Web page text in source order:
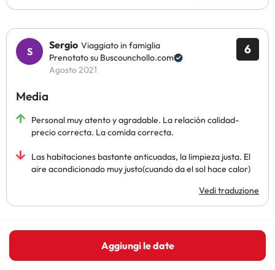
Aggiungi le date
6
Sergio Viaggiato in famiglia
Prenotato su Buscounchollo.com
Agosto 2021
Media
Personal muy atento y agradable. La relación calidad-
precio correcta. La comida correcta.
Las habitaciones bastante anticuadas, la limpieza justa. El
aire acondicionado muy justo(cuando da el sol hace calor)
Vedi traduzione
Visualizza altre recensioni